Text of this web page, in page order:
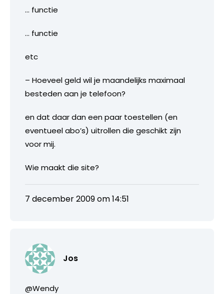
… functie
… functie
etc
– Hoeveel geld wil je maandelijks maximaal
besteden aan je telefoon?
en dat daar dan een paar toestellen (en
eventueel abo’s) uitrollen die geschikt zijn
voor mij.
Wie maakt die site?
7 december 2009 om 14:51
Jos
@Wendy